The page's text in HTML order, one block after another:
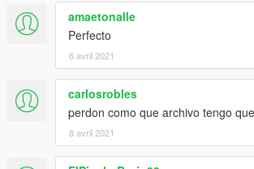
amaetonalle
Perfecto
6 avril 2021
carlosrobles
perdon como que archivo tengo
8 avril 2021